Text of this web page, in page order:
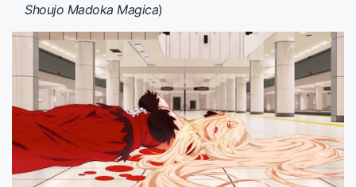
Shoujo Madoka Magica)